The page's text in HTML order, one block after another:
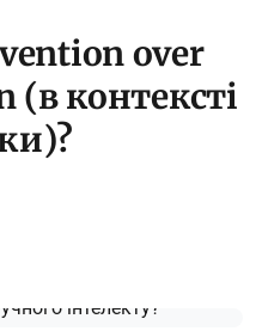
over
контексті